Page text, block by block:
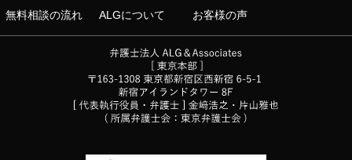
無料相談の流れ ALGについて お客様の声